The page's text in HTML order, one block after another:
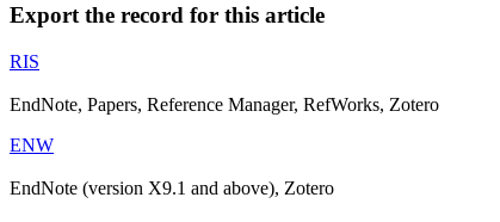
Export the record for this article
RIS
EndNote, Papers, Reference Manager, RefWorks, Zotero
ENW
EndNote (version X9.1 and above), Zotero